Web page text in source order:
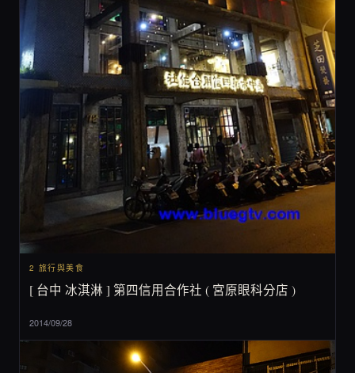
2 旅行與美食
[ 台中 冰淇淋 ] 第四信用合作社 ( 宮原眼科分店 )
2014/09/28